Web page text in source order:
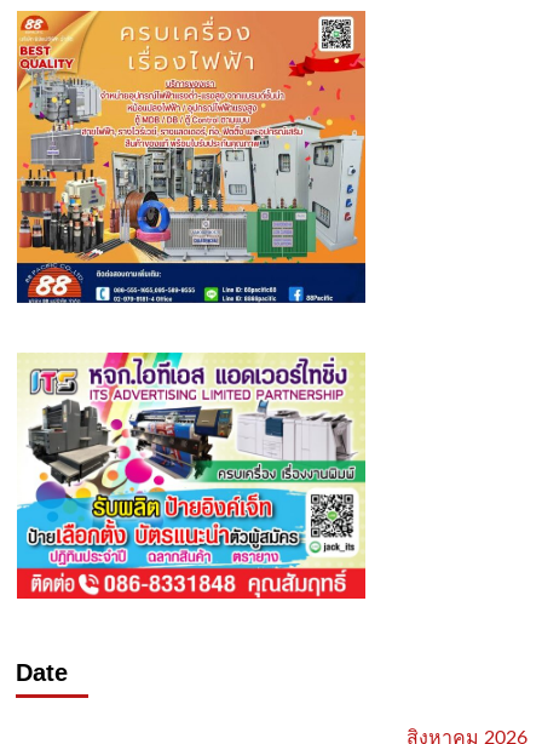
Date
สิงหาคม 2026